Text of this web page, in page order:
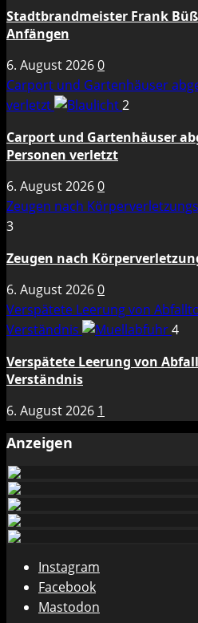
Stadtbrandmeister Frank
Anfängen
6. August 20260
Carport und Gartenhäuser
verletzt
2
Carport und Gartenhäuser
Personen verletzt
6. August 20260
Zeugen nach
3
Zeugen nach
6. August 20260
Verspätete Leerung von
Verständnis
4
Verspätete Leerung von
Verständnis
6. August 2026 1
Anzeigen
Instagram
Facebook
Mastodon